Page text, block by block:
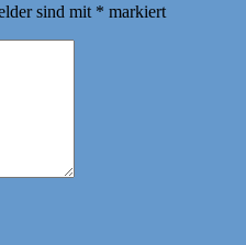
sind mit * markiert